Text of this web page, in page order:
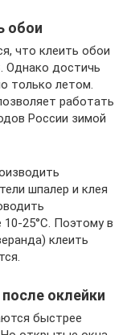
обои
что клеить обои
Однако достичь
только летом.
работать
России зимой
шпалер и клея
25°С. Поэтому в
клеить
оклейки
быстрее